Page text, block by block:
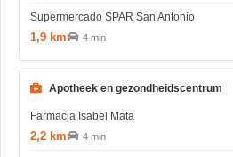
Supermercado SPAR San Antonio
1,9 km 4 min
Apotheek en gezondheidscentrum
Farmacia Isabel Mata
2,2 km 4 min